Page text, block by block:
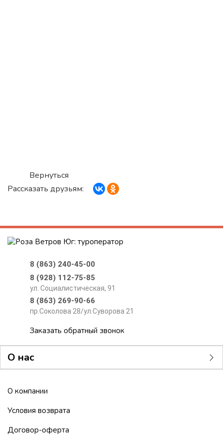
Вернуться
Рассказать друзьям:
8 (863) 240-45-00
8 (928) 112-75-85
ул. Социалистическая, 91
8 (863) 269-90-66
пр.Соколова 28/ул.Суворова 21
Заказать обратный звонок
О нас
О компании
Условия возврата
Договор-оферта